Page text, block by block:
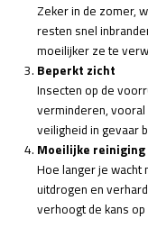
Zeker in de zomer,
resten snel
moeilijker ze te
Beperkt zicht
Insecten op de
verminderen, vooral
veiligheid in gevaar
Moeilijke
Hoe langer je wacht
uitdrogen en
verhoogt de kans